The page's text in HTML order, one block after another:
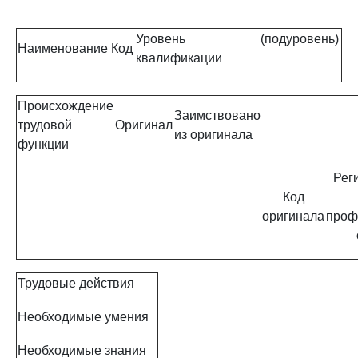
Наименование Код
Уровень (подуровень)
квалификации
Происхождение
трудовой
функции
Оригинал
Заимствовано
из оригинала
Код
оригинала
Трудовые действия
Необходимые умения
Необходимые знания